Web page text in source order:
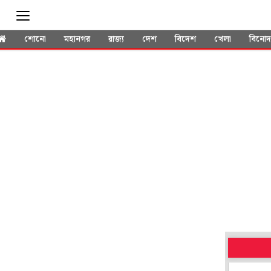
শোনো মহানগর রাজ্য দেশ বিদেশ খেলা